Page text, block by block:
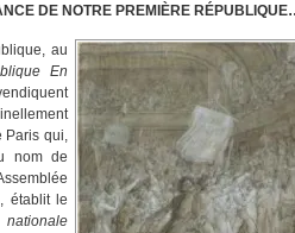
DE NOTRE PREMIÈRE
au
En
Paris qui,
nom de
établit le
nationale